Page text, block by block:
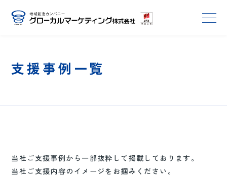
支援事例一覧
当社ご支援事例から一部抜粋して掲載しております。
当社ご支援内容のイメージをお掴みください。